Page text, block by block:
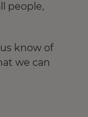
people,
know of
we can